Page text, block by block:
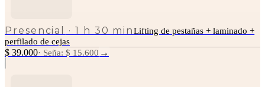
Presencial · 1 h 30 minLifting de pestañas + laminado +
perfilado de cejas
$ 39.000· Seña: $ 15.600 →